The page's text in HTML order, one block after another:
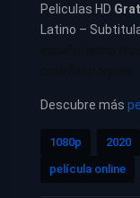
Peliculas HD
Latino –
Descubre más
1080p 2020
película online